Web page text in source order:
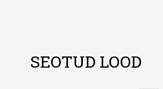
SEOTUD LOOD